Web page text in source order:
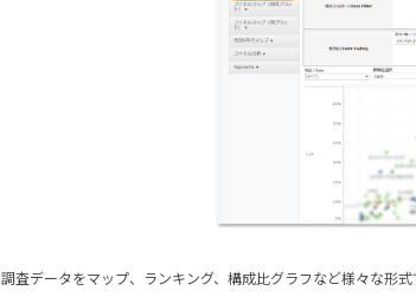
調査データをマップ、ランキング、構成比グラフなど様々な形式